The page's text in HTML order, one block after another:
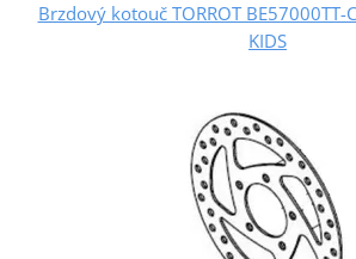
Brzdový kotouč TORROT BE57000TT-
KIDS